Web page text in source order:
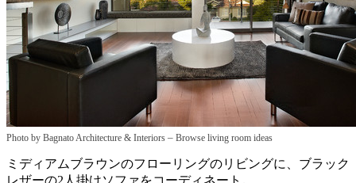
Photo by Bagnato Architecture & Interiors – Browse living room ideas
ミディアムブラウンのフローリングのリビングに、ブラック